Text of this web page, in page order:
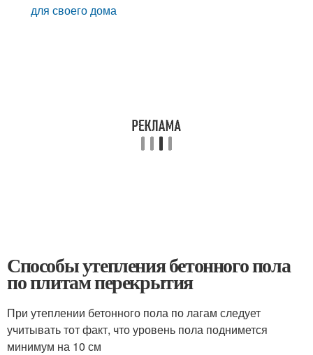
для своего дома
Способы утепления бетонного пола
по плитам перекрытия
При утеплении бетонного пола по лагам следует
учитывать тот факт, что уровень пола поднимется
минимум на 10 см